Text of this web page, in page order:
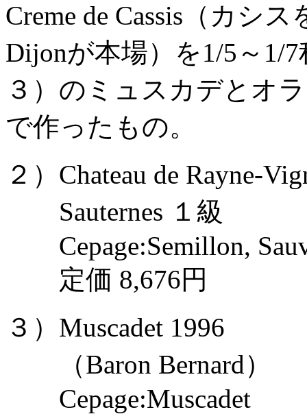
Creme de Cassis（カシ
Dijonが本場）を1/5～1/
３）のミュスカデとオ
で作ったもの。
２）Chateau de Rayne-
Sauternes １級
Cepage:Semillon,
定価 8,676円
３）Muscadet 1996
（Baron Bernard）
Cepage:Muscadet